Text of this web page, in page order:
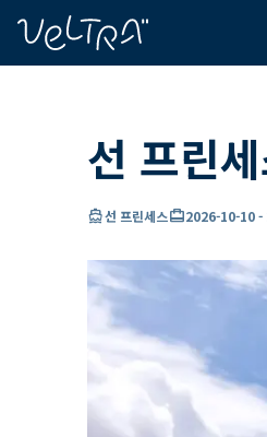
선 프린
directions_boat선 프린세스card_travel2026-10-10-